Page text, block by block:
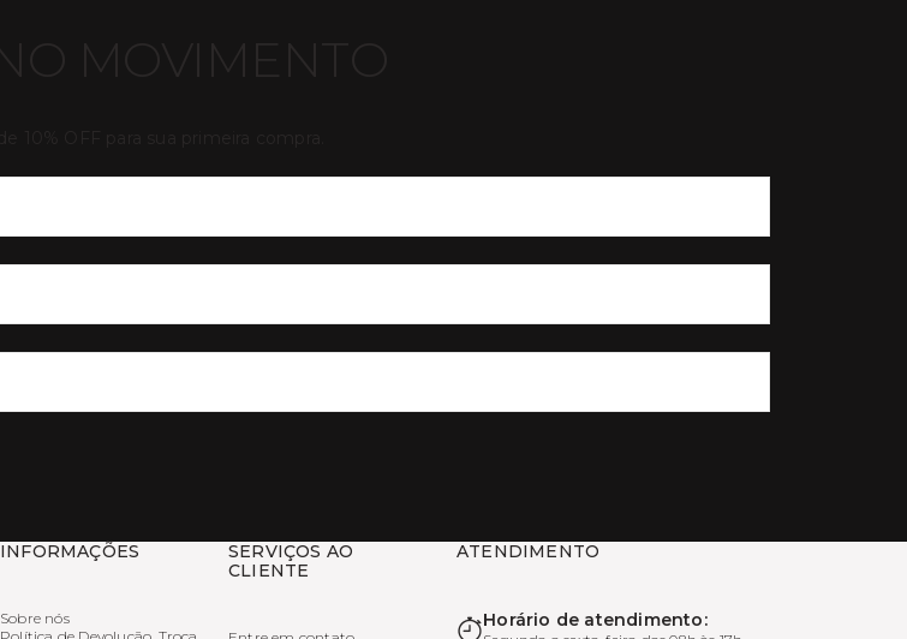
INFORMAÇÕES
Sobre nós
SERVIÇOS AO
CLIENTE
ATENDIMENTO
Horário de atendimento: